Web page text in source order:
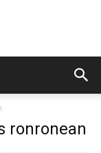
ronronean